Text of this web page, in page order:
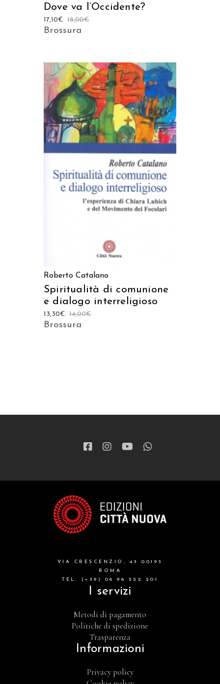
Dove va l’Occidente?
18,00€
17,10€
Brossura
AGGIUNGI AL CARRELLO
Roberto Catalano
Spiritualità di comunione
e dialogo interreligioso
14,00€
13,30€
Brossura
VIA CRESCENZIO, 43 00193
ROMA
TEL. (+39) 06 96 522 201
I servizi
Metodi di pagamento
Politiche di spedizione
Trasparenza
Informazioni
Privacy policy